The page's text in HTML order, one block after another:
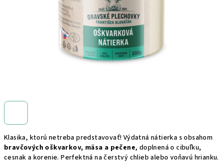
Klasika, ktorú netreba predstavovať! Výdatná nátierka s obsahom
bravčových oškvarkov, mäsa a pečene, doplnená o cibuľku,
cesnak a korenie. Perfektná na čerstvý chlieb alebo voňavú hrianku.